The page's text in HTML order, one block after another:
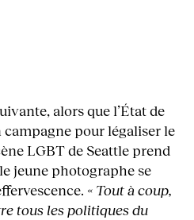
alors que l’État de
pour légaliser le
LGBT de Seattle prend
jeune photographe se
« Tout à coup,
tous les politiques du